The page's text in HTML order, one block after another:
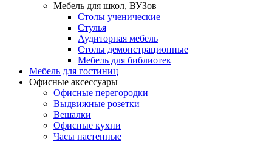
Мебель для школ, ВУЗов
Столы ученические
Стулья
Аудиторная мебель
Столы демонстрационные
Мебель для библиотек
Мебель для гостиниц
Офисные аксессуары
Офисные перегородки
Выдвижные розетки
Вешалки
Офисные кухни
Часы настенные